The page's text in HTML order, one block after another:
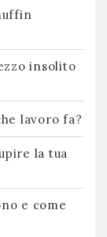
insolito
lavoro fa?
la tua
e come